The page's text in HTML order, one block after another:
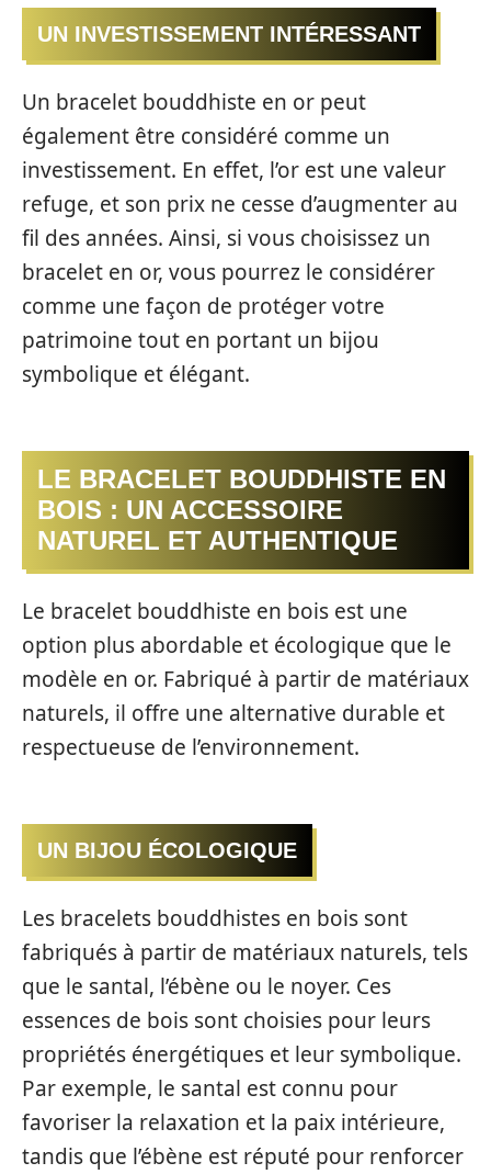
UN INVESTISSEMENT INTÉRESSANT
Un bracelet bouddhiste en or peut
également être considéré comme un
investissement. En effet, l’or est une valeur
refuge, et son prix ne cesse d’augmenter au
fil des années. Ainsi, si vous choisissez un
bracelet en or, vous pourrez le considérer
comme une façon de protéger votre
patrimoine tout en portant un bijou
symbolique et élégant.
LE BRACELET BOUDDHISTE EN
BOIS : UN ACCESSOIRE
NATUREL ET AUTHENTIQUE
Le bracelet bouddhiste en bois est une
option plus abordable et écologique que le
modèle en or. Fabriqué à partir de matériaux
naturels, il offre une alternative durable et
respectueuse de l’environnement.
UN BIJOU ÉCOLOGIQUE
Les bracelets bouddhistes en bois sont
fabriqués à partir de matériaux naturels, tels
que le santal, l’ébène ou le noyer. Ces
essences de bois sont choisies pour leurs
propriétés énergétiques et leur symbolique.
Par exemple, le santal est connu pour
favoriser la relaxation et la paix intérieure,
tandis que l’ébène est réputé pour renforcer